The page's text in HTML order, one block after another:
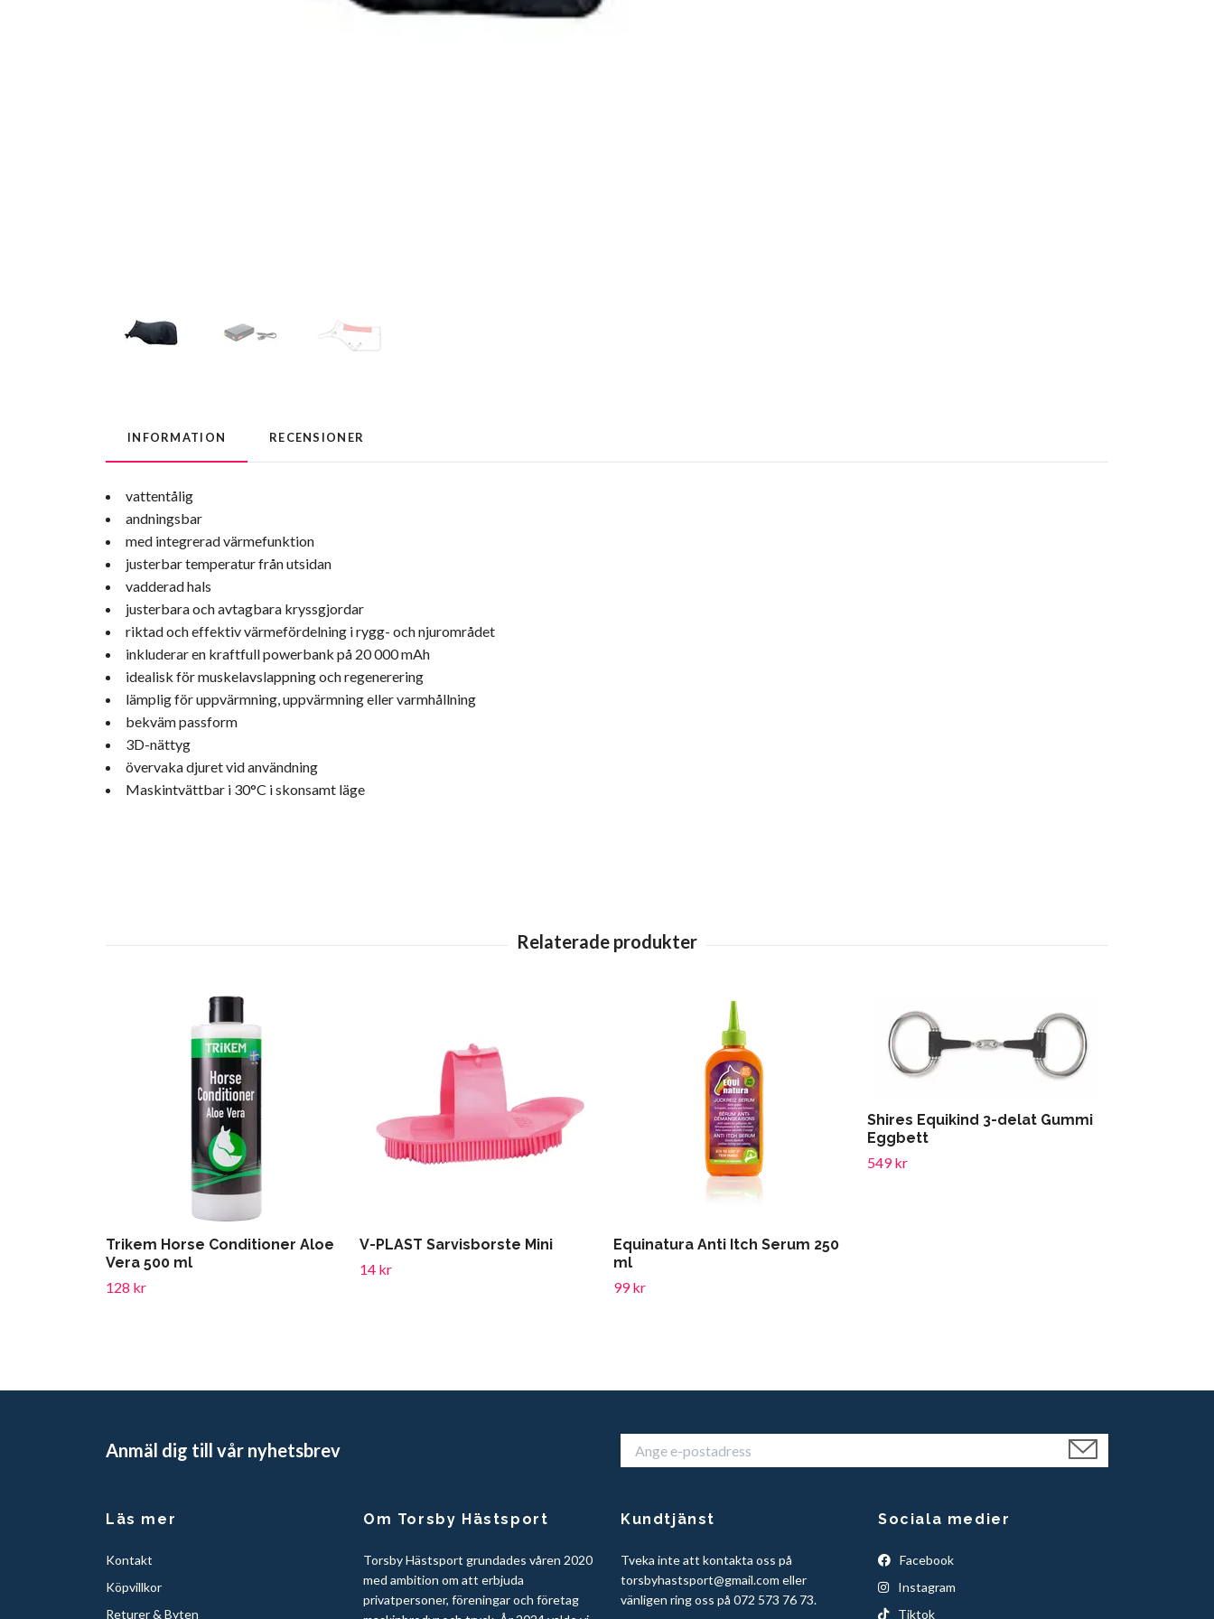
INFORMATION RECENSIONER
vattentålig
andningsbar
med integrerad värmefunktion
justerbar temperatur från utsidan
vadderad hals
justerbara och avtagbara kryssgjordar
riktad och effektiv värmefördelning i rygg- och njurområdet
inkluderar en kraftfull powerbank på 20 000 mAh
idealisk för muskelavslappning och regenerering
lämplig för uppvärmning, uppvärmning eller varmhållning
bekväm passform
3D-nättyg
övervaka djuret vid användning
Maskintvättbar i 30°C i skonsamt läge
Trikem Horse Conditioner Aloe
Vera 500 ml
128 kr
V-PLAST Sarvisborste Mini
14 kr
Equinatura Anti Itch Serum 250
ml
99 kr
Shires Equikind 3-delat Gummi
Eggbett
549 kr
Anmäl dig till vår nyhetsbrev
Läs mer
Kontakt
Köpvillkor
Returer & Byten
Om Torsby Hästsport
Torsby Hästsport grundades våren 2020
med ambition om att erbjuda
privatpersoner, föreningar och företag
Kundtjänst
Tveka inte att kontakta oss på
torsbyhastsport@gmail.com eller
vänligen ring oss på 072 573 76 73.
Sociala medier
Facebook
Instagram
Tiktok